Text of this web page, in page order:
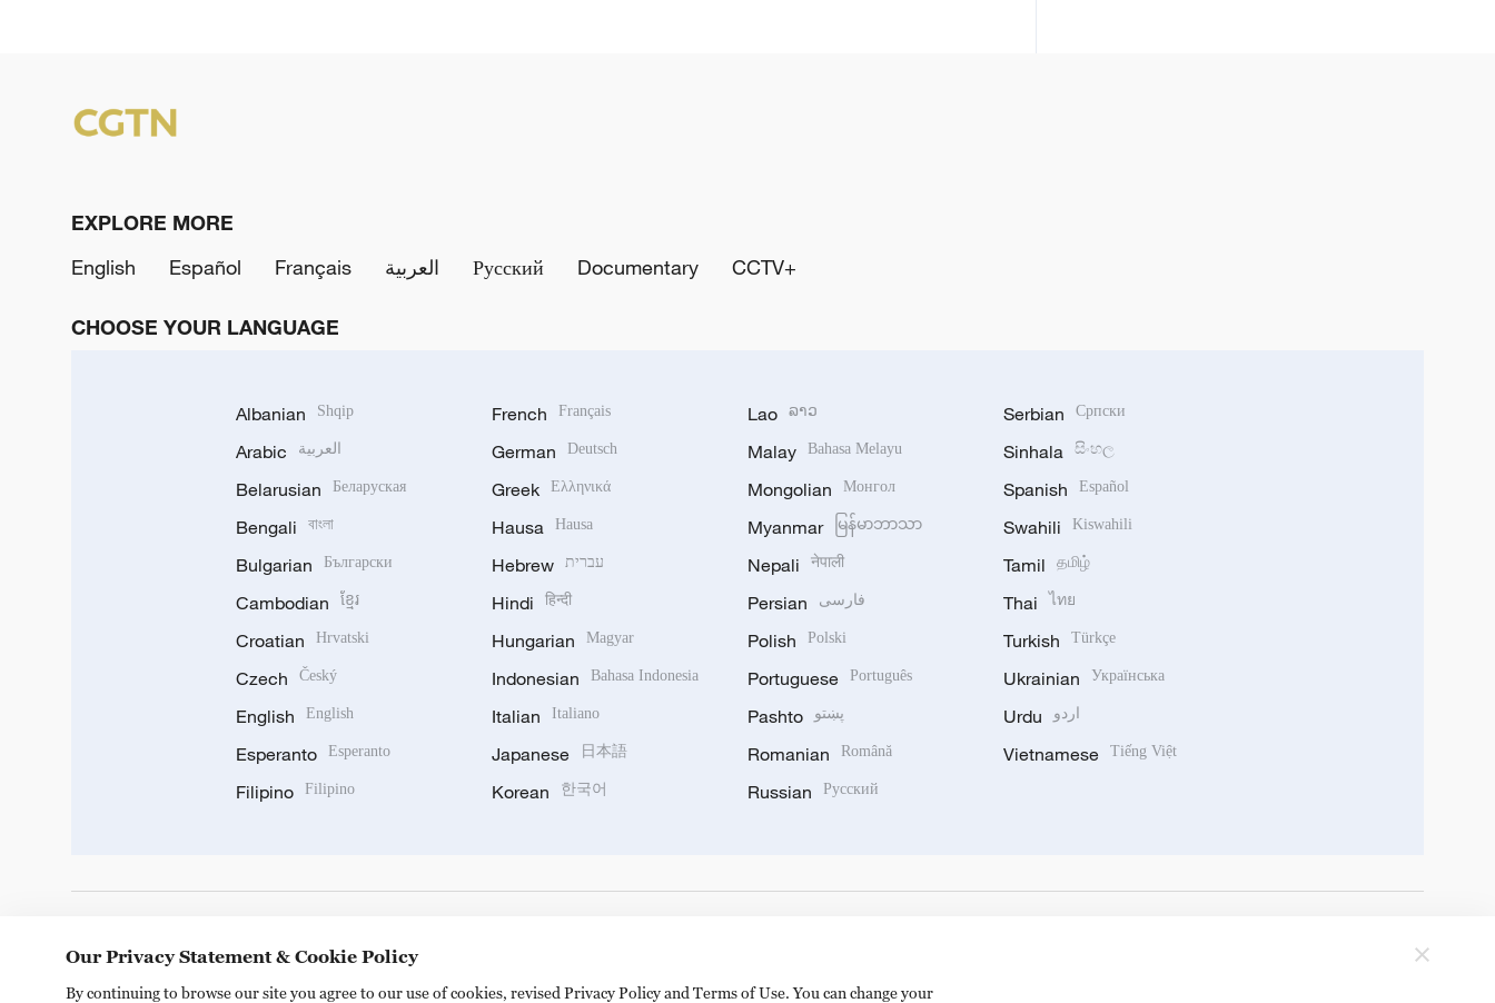
EXPLORE MORE
English
Español Français العربية Русский Documentary CCTV+
CHOOSE YOUR LANGUAGE
Albanian Shqip
Arabic العربية
Belarusian Беларуская
Bengali বাংলা
Bulgarian Български
Cambodian ខ្មែរ
Croatian Hrvatski
Czech Český
English English
Esperanto Esperanto
Filipino Filipino
French Français
German Deutsch
Greek Ελληνικά
Hausa Hausa
Hebrew עברית
Hindi हिन्दी
Hungarian Magyar
Indonesian Bahasa Indonesia
Italian Italiano
Japanese 日本語
Korean 한국어
Lao ລາວ
Malay Bahasa Melayu
Mongolian Монгол
Myanmar မြန်မာဘာသာ
Nepali नेपाली
Persian فارسی
Polish Polski
Portuguese Português
Pashto پښتو
Romanian Română
Russian Русский
Serbian Српски
Sinhala සිංහල
Spanish Español
Swahili Kiswahili
Tamil தமிழ்
Thai ไทย
Turkish Türkçe
Ukrainian Українська
Urdu اردو
Vietnamese Tiếng Việt
Our Privacy Statement & Cookie Policy
By continuing to browse our site you agree to our use of cookies, revised Privacy Policy and Terms of Use. You can change your